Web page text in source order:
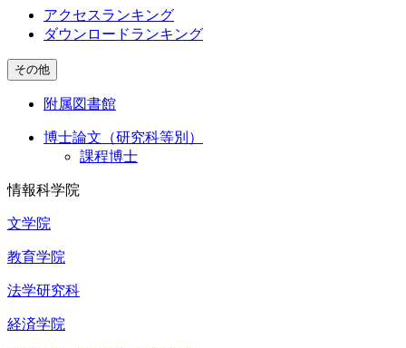
アクセスランキング
ダウンロードランキング
その他
附属図書館
博士論文（研究科等別）
課程博士
情報科学院
文学院
教育学院
法学研究科
経済学院